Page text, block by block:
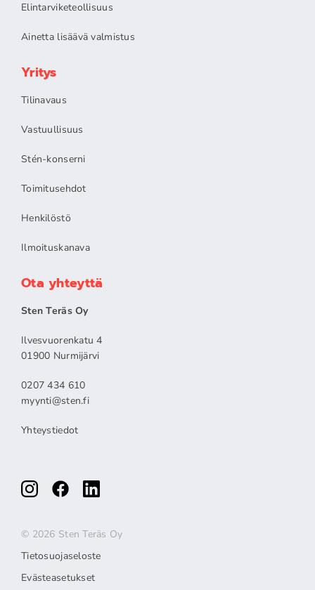
Elintarviketeollisuus
Ainetta lisäävä valmistus
Yritys
Tilinavaus
Vastuullisuus
Stén-konserni
Toimitusehdot
Henkilöstö
Ilmoituskanava
Ota yhteyttä
Sten Teräs Oy
Ilvesvuorenkatu 4
01900 Nurmijärvi
0207 434 610
myynti@sten.fi
Yhteystiedot
© 2026 Sten Teräs Oy
Tietosuojaseloste
Evästeasetukset